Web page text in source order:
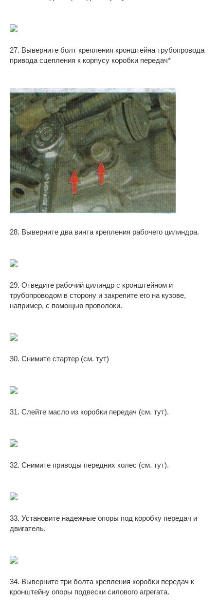
27. Выверните болт крепления кронштейна трубопровода
привода сцепления к корпусу коробки передач*
28. Выверните два винта крепления рабочего цилиндра.
29. Отведите рабочий цилиндр с кронштейном и
трубопроводом в сторону и закрепите его на кузове,
например, с помощью проволоки.
30. Снимите стартер (см. тут)
31. Слейте масло из коробки передач (см. тут).
32. Снимите приводы передних колес (см. тут).
33. Установите надежные опоры под коробку передач и
двигатель.
34. Выверните три болта крепления коробки передач к
кронштейну опоры подвески силового агрегата.